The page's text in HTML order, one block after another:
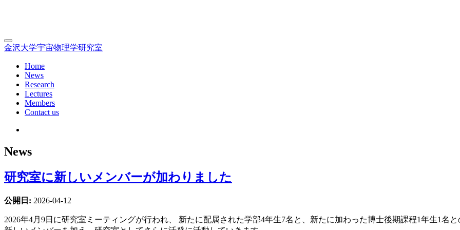
金沢大学宇宙物理学研究室
Home
News
Research
Lectures
Members
Contact us
News
研究室に新しいメンバーが加わりました
公開日: 2026-04-12
2026年4月9日に研究室ミーティングが行われ、 新たに配属された学部4年生7名と、新たに加わった博士後期課程1年生1名と